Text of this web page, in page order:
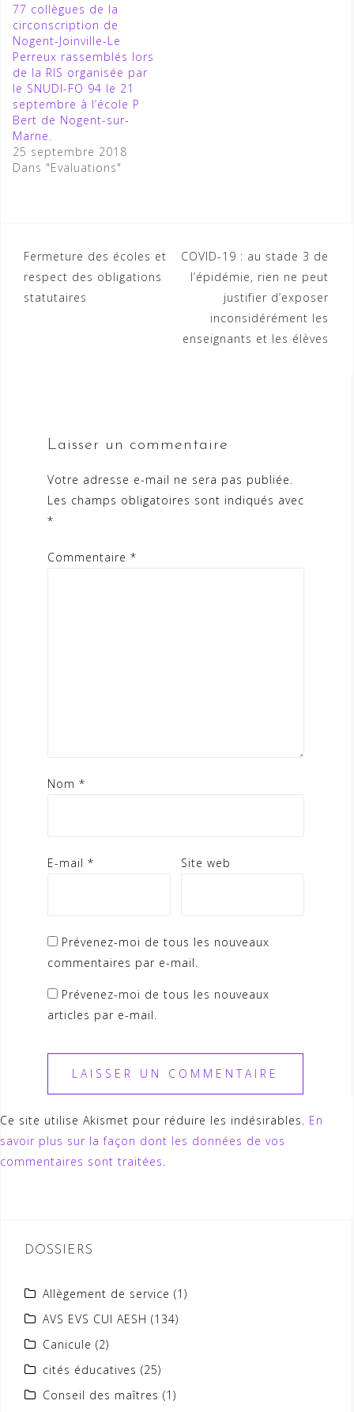
77 collègues de la
circonscription de
Nogent-Joinville-Le
Perreux rassemblés lors
de la RIS organisée par
le SNUDI-FO 94 le 21
septembre à l’école P
Bert de Nogent-sur-
Marne.
25 septembre 2018
Dans "Evaluations"
Navigation
de
Fermeture des écoles et
respect des obligations
statutaires
COVID-19 : au stade 3 de
l’épidémie, rien ne peut
justifier d’exposer
inconsidérément les
enseignants et les élèves
Laisser un commentaire
Votre adresse e-mail ne sera pas publiée.
Les champs obligatoires sont indiqués avec
*
Commentaire *
Nom *
E-mail * Site web
Prévenez-moi de tous les nouveaux
commentaires par e-mail.
Prévenez-moi de tous les nouveaux
articles par e-mail.
Ce site utilise Akismet pour réduire les indésirables. En
savoir plus sur la façon dont les données de vos
commentaires sont traitées
DOSSIERS
Allègement de service (1)
AVS EVS CUI AESH (134)
Canicule (2)
cités éducatives (25)
Conseil des maîtres (1)